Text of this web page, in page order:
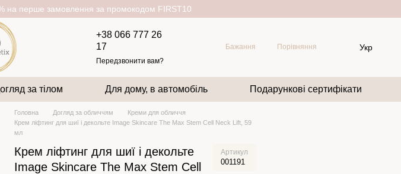
на перше замовлення за промокодом FIRST10
+38 066 777 26
17
Передзвонити вам?
Бажання Порівняння Укр
за тілом Для дому, в автомобіль Подарункові сертифікати
Головна Догляд за обличчям
Креми для обличчя
Крем ліфтинг для шиї і декольте Image Skincare The Max Stem Cell Neck Lift, 59
мл
Крем ліфтинг для шиї і декольте
Image Skincare The Max Stem Cell
Артикул
001191